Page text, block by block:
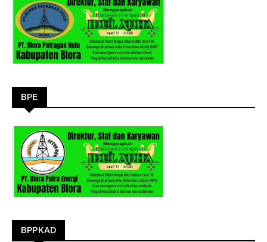
BPE
BPPKAD